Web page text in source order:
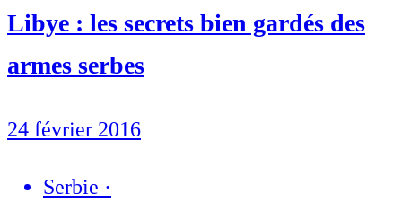
Libye : les secrets bien gardés des
armes serbes
24 février 2016
Serbie ·